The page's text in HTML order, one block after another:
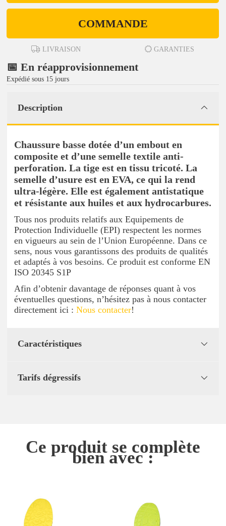
COMMANDE
LIVRAISON GARANTIES
📅 En réapprovisionnement
Expédié sous 15 jours
Description
Chaussure basse dotée d’un embout en
composite et d’une semelle textile anti-
perforation. La tige est en tissu tricoté. La
semelle d’usure est en EVA, ce qui la rend
ultra-légère. Elle est également antistatique
et résistante aux huiles et aux hydrocarbures.
Tous nos produits relatifs aux Equipements de
Protection Individuelle (EPI) respectent les normes
en vigueurs au sein de l’Union Européenne. Dans ce
sens, nous vous garantissons des produits de qualités
et adaptés à vos besoins. Ce produit est conforme EN
ISO 20345 S1P
Afin d’obtenir davantage de réponses quant à vos
éventuelles questions, n’hésitez pas à nous contacter
directement ici : Nous contacter!
Caractéristiques
Tarifs dégressifs
Ce produit se complète
bien avec :